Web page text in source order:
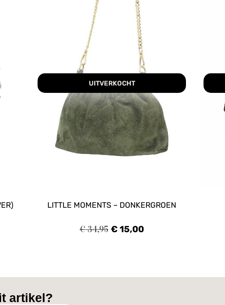
UITVERKOCHT
LITTLE MOMENTS – DONKERGROEN
€34,95 €15,00
artikel?